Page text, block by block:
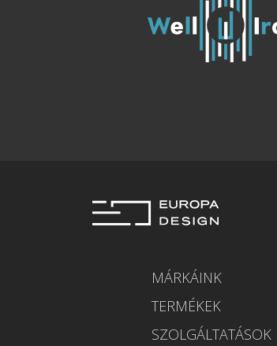
MÁRKÁINK
TERMÉKEK
SZOLGÁLTATÁSOK